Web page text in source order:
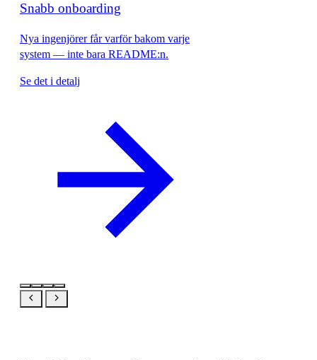
Snabb onboarding
Nya ingenjörer får varför bakom varje
system — inte bara README:n.
Se det i detalj